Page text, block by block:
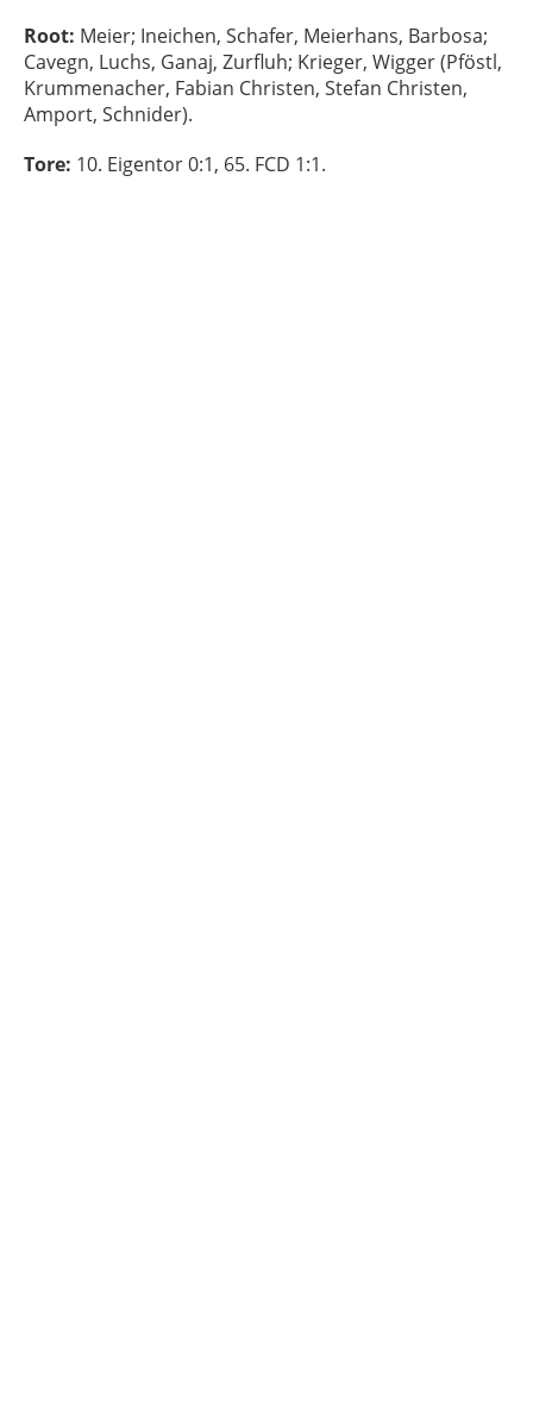
Root: Meier; Ineichen, Schafer, Meierhans, Barbosa;
Cavegn, Luchs, Ganaj, Zurfluh; Krieger, Wigger (Pföstl,
Krummenacher, Fabian Christen, Stefan Christen,
Amport, Schnider).
Tore: 10. Eigentor 0:1, 65. FCD 1:1.